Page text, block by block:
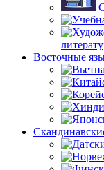
Восточные